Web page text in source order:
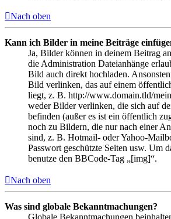
Nach oben
Kann ich Bilder in meine Beiträge
Ja, Bilder können in deinem Beitrag
die Administration Dateianhänge
Bild auch direkt hochladen.
Bild verlinken, das auf einem
liegt, z. B. http://www.domain.tld/
weder Bilder verlinken, die sich auf
befinden (außer es ist ein öffentlich
noch zu Bildern, die nur nach einer
sind, z. B. Hotmail- oder Yahoo-
Passwort geschützte Seiten usw. Um
benutze den BBCode-Tag „[img]“.
Nach oben
Was sind globale Bekanntmachungen?
Globale Bekanntmachungen